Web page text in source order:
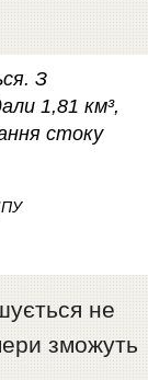
З
1,81 км³,
стоку
не
зможуть